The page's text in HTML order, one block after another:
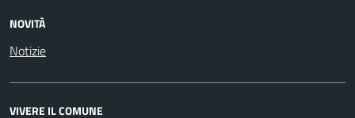
NOVITÀ
Notizie
VIVERE IL COMUNE